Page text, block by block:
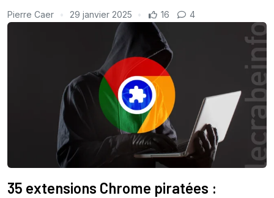
Pierre Caer 29 janvier 2025 16 4
35 extensions Chrome piratées :